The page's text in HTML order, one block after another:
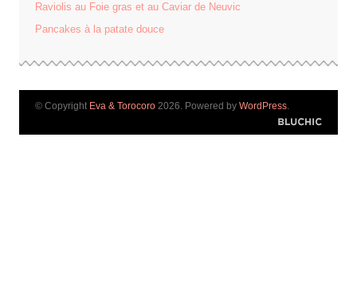
Raviolis au Foie gras et au Caviar de Neuvic
Pancakes à la patate douce
© Copyright Eva & Torocoro 2026. Powered by WordPress